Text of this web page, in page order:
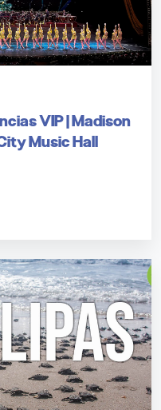
VIP | Madison
Music Hall